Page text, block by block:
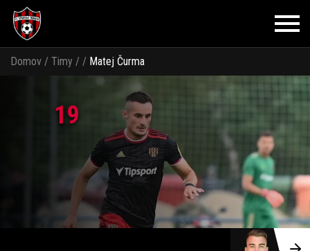
Domov / Timy / / Matej Čurma
19